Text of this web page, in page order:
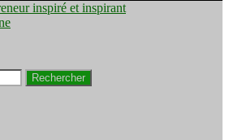
inspiré et inspirant